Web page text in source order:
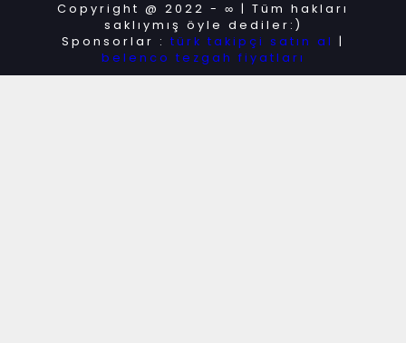
Copyright @ 2022 - ∞ | Tüm hakları
saklıymış öyle dediler:)
Sponsorlar : türk takipçi satın al
belenco tezgah fiyatları